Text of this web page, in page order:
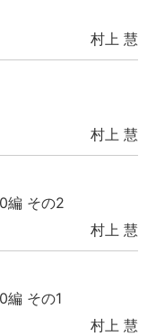
村上 慧
村上 慧
編 その2
村上 慧
編 その1
村上 慧